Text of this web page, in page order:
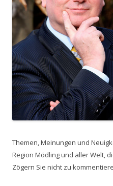
Themen, Meinungen und
Region Mödling und aller Welt,
Zögern Sie nicht zu